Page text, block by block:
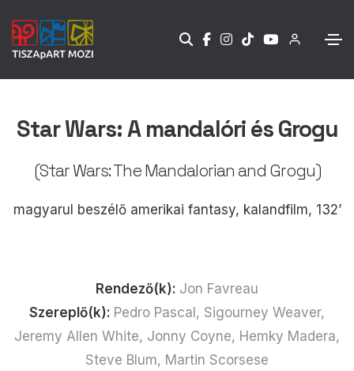
Star Wars: A mandalóri és Grogu
(Star Wars: The Mandalorian and Grogu)
magyarul beszélő amerikai fantasy, kalandfilm, 132’
Rendező(k): Jon Favreau
Szereplő(k): Pedro Pascal, Sigourney Weaver,
Jeremy Allen White, Jonny Coyne, Hemky Madera,
Steve Blum, Martin Scorsese